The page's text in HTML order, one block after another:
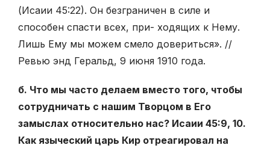
(Исаии 45:22). Он безграничен в силе и
способен спасти всех, при- ходящих к Нему.
Лишь Ему мы можем смело довериться». //
Ревью энд Геральд, 9 июня 1910 года.
б. Что мы часто делаем вместо того, чтобы
сотрудничать с нашим Творцом в Его
замыслах относительно нас? Исаии 45:9, 10.
Как языческий царь Кир отреагировал на